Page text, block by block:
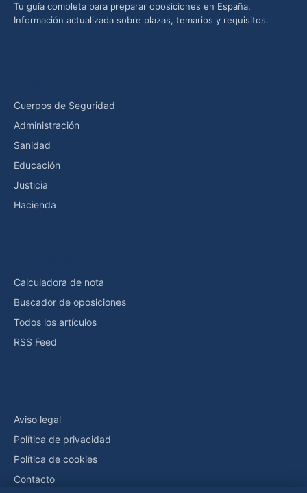
Tu guía completa para preparar oposiciones en España.
Información actualizada sobre plazas, temarios y requisitos.
Cuerpos de Seguridad
Administración
Sanidad
Educación
Justicia
Hacienda
Calculadora de nota
Buscador de oposiciones
Todos los artículos
RSS Feed
Aviso legal
Política de privacidad
Política de cookies
Contacto